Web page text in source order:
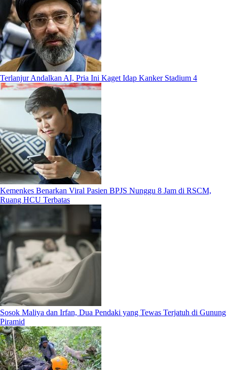
Terlanjur Andalkan AI, Pria Ini Kaget Idap Kanker Stadium 4
Kemenkes Benarkan Viral Pasien BPJS Nunggu 8 Jam di RSCM,
Ruang HCU Terbatas
Sosok Maliya dan Irfan, Dua Pendaki yang Tewas Terjatuh di Gunung
Piramid